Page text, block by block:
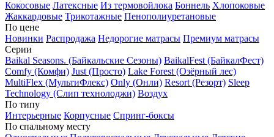
Кокосовые Латексные Из термовойлока Боннель Хлопоковые
Жаккардовые Трикотажные Пенополиуретановые
По цене
Новинки Распродажа Недорогие матрасы Премиум матрасы
Серии
Baikal Seasons. (Байкальские Сезоны) BaikalFest (БайкалФест)
Comfy (Комфи) Just (Просто) Lake Forest (Озёрный лес)
MultiFlex (МультиФлекс) Only (Онли) Resort (Резорт) Sleep
Technology (Слип технолоджи) Воздух
По типу
Интерьерные Корпусные Спринг-боксы
По спальному месту